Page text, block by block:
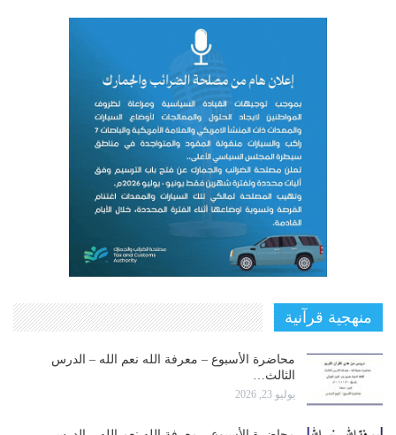
منهجية قرآنية
محاضرة الأسبوع – معرفة الله نعم الله – الدرس
الثالث…
يوليو 23, 2026